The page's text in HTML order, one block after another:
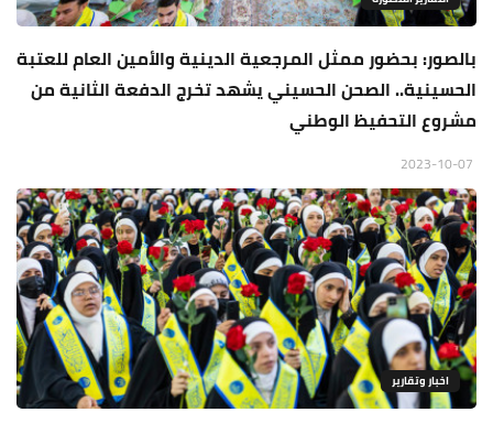
بالصور: بحضور ممثل المرجعية الدينية والأمين العام للعتبة
الحسينية.. الصحن الحسيني يشهد تخرج الدفعة الثانية من
مشروع التحفيظ الوطني
اخبار وتقارير